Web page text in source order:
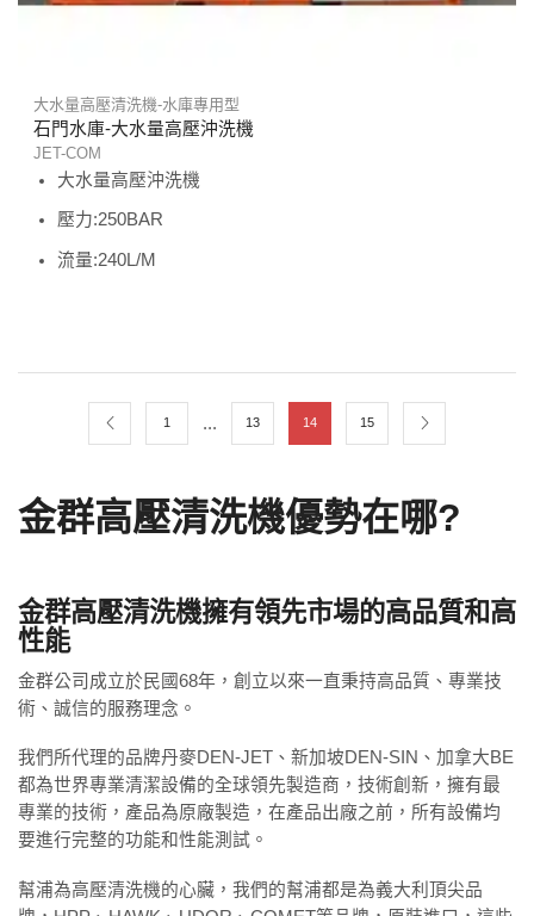
大水量高壓清洗機-水庫專用型
石門水庫-大水量高壓沖洗機
JET-COM
大水量高壓沖洗機
壓力:250BAR
流量:240L/M
1 ... 13 14 15
金群高壓清洗機優勢在哪?
金群高壓清洗機擁有領先市場的高品質和高
性能
金群公司成立於民國68年，創立以來一直秉持高品質、專業技
術、誠信的服務理念。
我們所代理的品牌丹麥DEN-JET、新加坡DEN-SIN、加拿大BE
都為世界專業清潔設備的全球領先製造商，技術創新，擁有最
專業的技術，產品為原廠製造，在產品出廠之前，所有設備均
要進行完整的功能和性能測試。
幫浦為高壓清洗機的心臟，我們的幫浦都是為義大利頂尖品